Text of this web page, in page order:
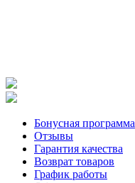
Бонусная программа
Отзывы
Гарантия качества
Возврат товаров
График работы